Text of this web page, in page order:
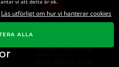
vi att detta är ok.
Läs utförligt om hur vi hanterar cookies
ALLA
Youtube
Trucker i Nykvarn AB